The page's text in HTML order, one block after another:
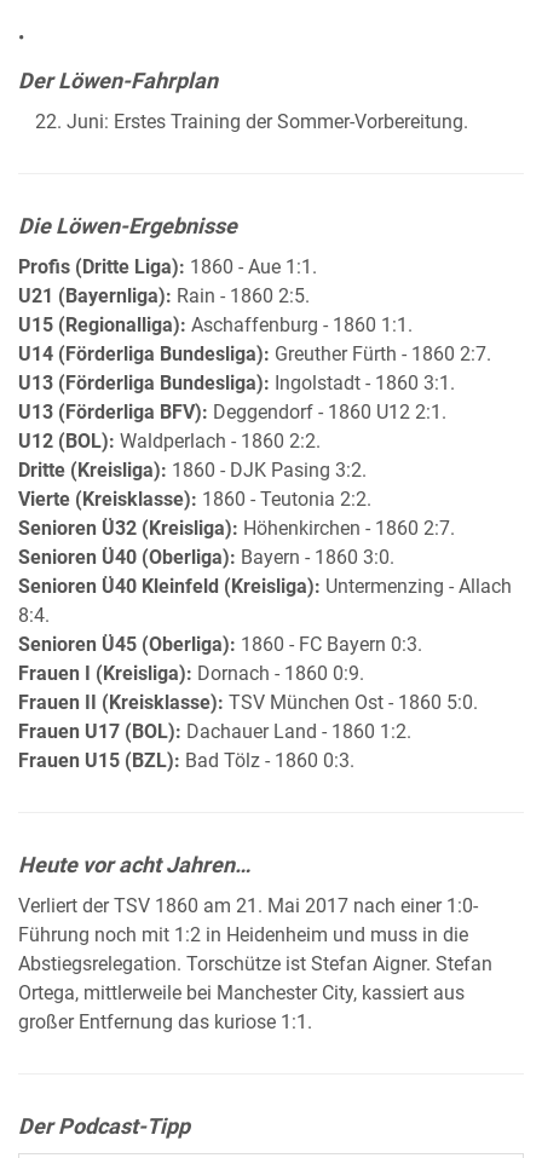
•
Der Löwen-Fahrplan
Juni: Erstes Training der Sommer-Vorbereitung.
Die Löwen-Ergebnisse
Profis (Dritte Liga): 1860 - Aue 1:1.
U21 (Bayernliga): Rain - 1860 2:5.
U15 (Regionalliga): Aschaffenburg - 1860 1:1.
U14 (Förderliga Bundesliga): Greuther Fürth - 1860 2:7.
U13 (Förderliga Bundesliga): Ingolstadt - 1860 3:1.
U13 (Förderliga BFV): Deggendorf - 1860 U12 2:1.
U12 (BOL): Waldperlach - 1860 2:2.
Dritte (Kreisliga): 1860 - DJK Pasing 3:2.
Vierte (Kreisklasse): 1860 - Teutonia 2:2.
Senioren Ü32 (Kreisliga): Höhenkirchen - 1860 2:7.
Senioren Ü40 (Oberliga): Bayern - 1860 3:0.
Senioren Ü40 Kleinfeld (Kreisliga): Untermenzing - Allach
8:4.
Senioren Ü45 (Oberliga): 1860 - FC Bayern 0:3.
Frauen I (Kreisliga): Dornach - 1860 0:9.
Frauen II (Kreisklasse): TSV München Ost - 1860 5:0.
Frauen U17 (BOL): Dachauer Land - 1860 1:2.
Frauen U15 (BZL): Bad Tölz - 1860 0:3.
Heute vor acht Jahren…
Verliert der TSV 1860 am 21. Mai 2017 nach einer 1:0-
Führung noch mit 1:2 in Heidenheim und muss in die
Abstiegsrelegation. Torschütze ist Stefan Aigner. Stefan
Ortega, mittlerweile bei Manchester City, kassiert aus
großer Entfernung das kuriose 1:1.
Der Podcast-Tipp